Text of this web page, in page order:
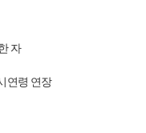
자
연령 연장